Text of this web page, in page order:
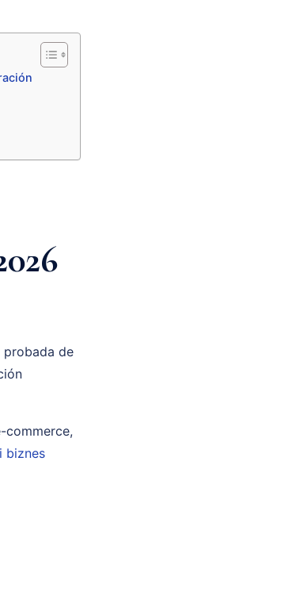
probada de
commerce,
biznes